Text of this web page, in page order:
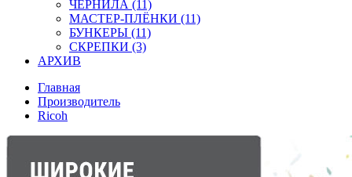
ЧЕРНИЛА (11)
МАСТЕР-ПЛЁНКИ (11)
БУНКЕРЫ (11)
СКРЕПКИ (3)
АРХИВ
Главная
Производитель
Ricoh